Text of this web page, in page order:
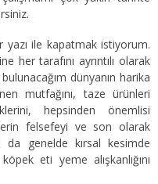
yazı ile kapatmak istiyorum.
her tarafını ayrıntılı olarak
dünyanın harika
mutfağını, taze ürünleri
hepsinden önemlisi
felsefeyi ve son olarak
da genelde kırsal kesimde
eti yeme alışkanlığını